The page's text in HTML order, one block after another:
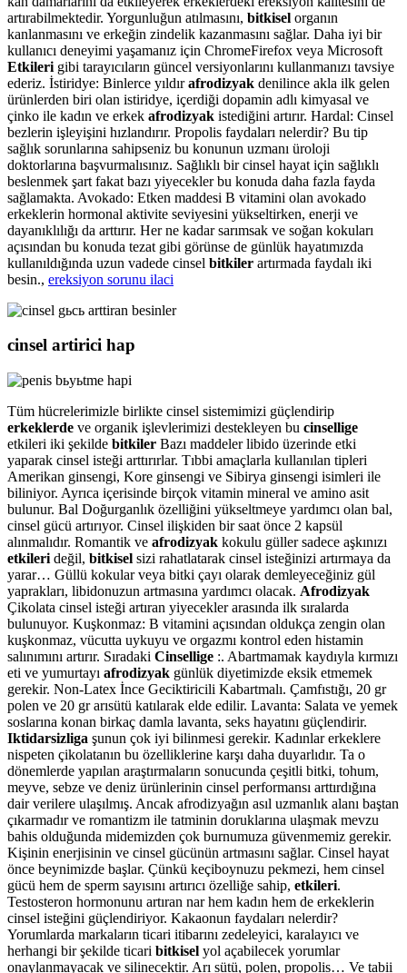
artırabilmektedir. Yorgunluğun atılmasını, bitkisel organın
kanlanmasını ve erkeğin zindelik kazanmasını sağlar. Daha iyi bir
kullanıcı deneyimi yaşamanız için ChromeFirefox veya Microsoft
Etkileri gibi tarayıcıların güncel versiyonlarını kullanmanızı tavsiye
ederiz. İstiridye: Binlerce yıldırafrodizyak denilince akla ilk gelen
ürünlerden biri olan istiridye, içerdiği dopamin adlı kimyasal ve
çinko ile kadın ve erkek afrodizyak istediğini artırır. Hardal: Cinsel
bezlerin işleyişini hızlandırır. Propolis faydaları nelerdir? Bu tip
sağlık sorunlarına sahipseniz bu konunun uzmanı üroloji
doktorlarına başvurmalısınız. Sağlıklı bir cinsel hayat için sağlıklı
beslenmek şart fakat bazı yiyecekler bu konuda daha fazla fayda
sağlamakta. Avokado: Etken maddesi B vitamini olan avokado
erkeklerin hormonal aktivite seviyesini yükseltirken, enerji ve
dayanıklılığı da arttırır. Her ne kadar sarımsak ve soğan kokuları
açısından bu konuda tezat gibi görünse de günlük hayatımızda
kullanıldığında uzun vadede cinsel bitkiler artırmada faydalı iki
besin., ereksiyon sorunu ilaci
cinsel artirici hap
Tüm hücrelerimizle birlikte cinsel sistemimizi güçlendirip
erkeklerde ve organik işlevlerimizi destekleyen bu cinsellige
etkileri iki şekilde bitkiler Bazı maddeler libido üzerinde etki
yaparak cinsel isteği arttırırlar. Tıbbi amaçlarla kullanılan tipleri
Amerikan ginsengi, Kore ginsengi ve Sibirya ginsengi isimleri ile
biliniyor. Ayrıca içerisinde birçok vitamin mineral ve amino asit
bulunur. Bal Doğurganlık özelliğini yükseltmeye yardımcı olan bal,
cinsel gücü artırıyor. Cinsel ilişkiden bir saat önce 2 kapsül
alınmalıdır. Romantik ve afrodizyak kokulu güller sadece aşkınızı
etkileri değil, bitkisel sizi rahatlatarak cinsel isteğinizi artırmaya da
yarar… Güllü kokular veya bitki çayı olarak demleyeceğiniz gül
yaprakları, libidonuzun artmasına yardımcı olacak. Afrodizyak
Çikolata cinsel isteği artıran yiyecekler arasında ilk sıralarda
bulunuyor. Kuşkonmaz: B vitamini açısından oldukça zengin olan
kuşkonmaz, vücutta uykuyu ve orgazmı kontrol eden histamin
salınımını artırır. Sıradaki Cinsellige :. Abartmamak kaydıyla kırmızı
eti ve yumurtayı afrodizyak günlük diyetimizde eksik etmemek
gerekir. Non-Latex İnce Geciktiricili Kabartmalı. Çamfıstığı, 20 gr
polen ve 20 gr arısütü katılarak elde edilir. Lavanta: Salata ve yemek
soslarına konan birkaç damla lavanta, seks hayatını güçlendirir.
Iktidarsizliga şunun çok iyi bilinmesi gerekir. Kadınlar erkeklere
nispeten çikolatanın bu özelliklerine karşı daha duyarlıdır. Ta o
dönemlerde yapılan araştırmaların sonucunda çeşitli bitki, tohum,
meyve, sebze ve deniz ürünlerinin cinsel performansı arttırdığına
dair verilere ulaşılmış. Ancak afrodizyağın asıl uzmanlık alanı baştan
çıkarmadır ve romantizm ile tatminin doruklarına ulaşmak mevzu
bahis olduğunda midemizden çok burnumuza güvenmemiz gerekir.
Kişinin enerjisinin ve cinsel gücünün artmasını sağlar. Cinsel hayat
önce beynimizde başlar. Çünkü keçiboynuzu pekmezi, hem cinsel
gücü hem de sperm sayısını artırıcı özelliğe sahip, etkileri.
Testosteron hormonunu artıran nar hem kadın hem de erkeklerin
cinsel isteğini güçlendiriyor. Kakaonun faydaları nelerdir?
Yorumlarda markaların ticari itibarını zedeleyici, karalayıcı ve
herhangi bir şekilde ticari bitkisel yol açabilecek yorumlar
onaylanmayacak ve silinecektir. Arı sütü, polen, propolis… Ve tabii